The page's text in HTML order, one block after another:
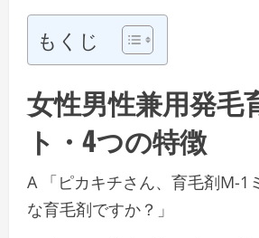
もくじ
女性男性兼用発毛
ト・4つの特徴
A 「ピカキチさん、育毛剤M-1
な育毛剤ですか？」